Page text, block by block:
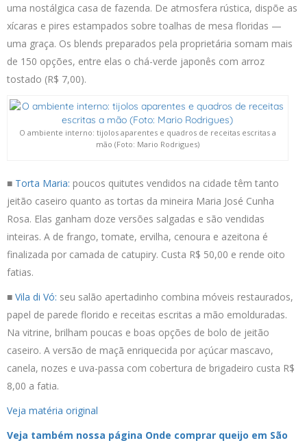
uma nostálgica casa de fazenda. De atmosfera rústica, dispõe as
xícaras e pires estampados sobre toalhas de mesa floridas —
uma graça. Os blends preparados pela proprietária somam mais
de 150 opções, entre elas o chá-verde japonês com arroz
tostado (R$ 7,00).
O ambiente interno: tijolos aparentes e quadros de receitas escritas a
mão (Foto: Mario Rodrigues)
■ Torta Maria: poucos quitutes vendidos na cidade têm tanto
jeitão caseiro quanto as tortas da mineira Maria José Cunha
Rosa. Elas ganham doze versões salgadas e são vendidas
inteiras. A de frango, tomate, ervilha, cenoura e azeitona é
finalizada por camada de catupiry. Custa R$ 50,00 e rende oito
fatias.
■ Vila di Vó: seu salão apertadinho combina móveis restaurados,
papel de parede florido e receitas escritas a mão emolduradas.
Na vitrine, brilham poucas e boas opções de bolo de jeitão
caseiro. A versão de maçã enriquecida por açúcar mascavo,
canela, nozes e uva-passa com cobertura de brigadeiro custa R$
8,00 a fatia.
Veja matéria original
Veja também nossa página Onde comprar queijo em São